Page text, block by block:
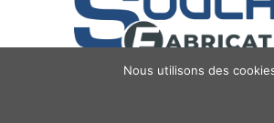
Nous utilisons des